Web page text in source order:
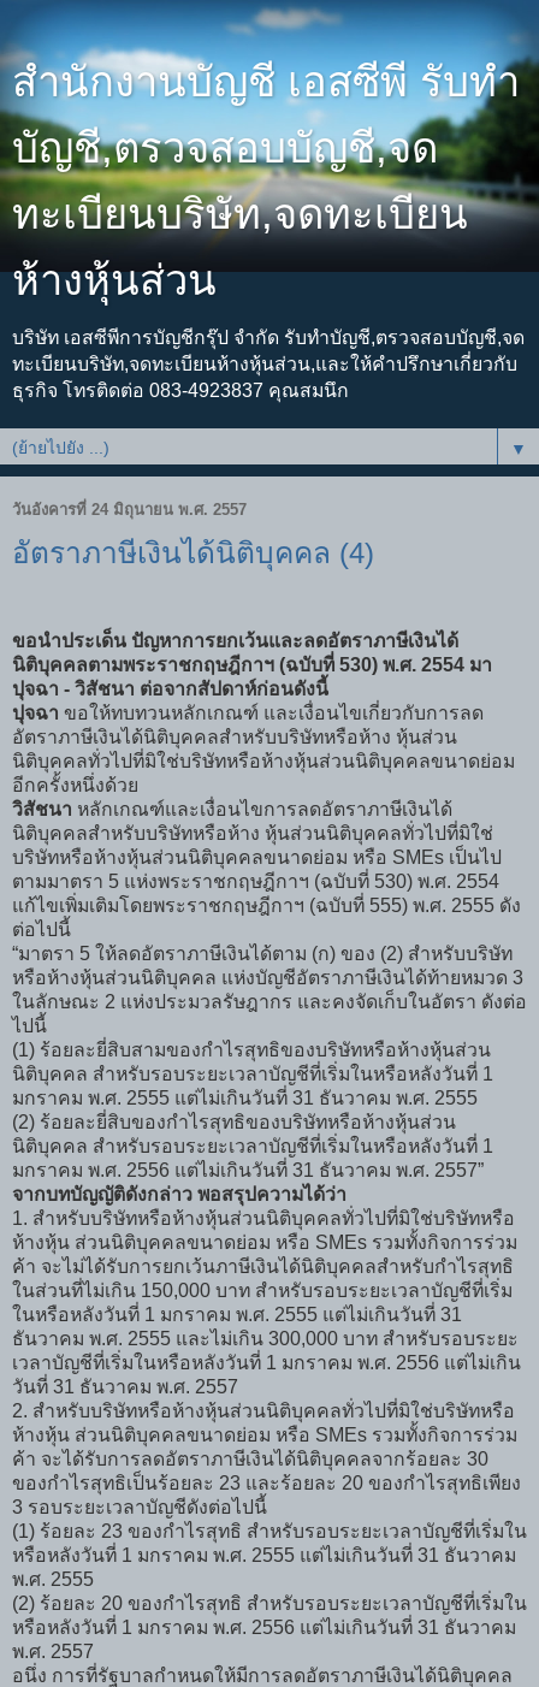
สำนักงานบัญชี เอสซีพี รับทำ
บัญชี,ตรวจสอบบัญชี,จด
ทะเบียนบริษัท,จดทะเบียน
ห้างหุ้นส่วน
บริษัท เอสซีพีการบัญชีกรุ๊ป จำกัด รับทำบัญชี,ตรวจสอบบัญชี,จด
ทะเบียนบริษัท,จดทะเบียนห้างหุ้นส่วน,และให้คำปรึกษาเกี่ยวกับ
ธุรกิจ โทรติดต่อ 083-4923837 คุณสมนึก
▼
วันอังคารที่ 24 มิถุนายน พ.ศ. 2557
อัตราภาษีเงินได้นิติบุคคล (4)
ขอนำประเด็น ปัญหาการยกเว้นและลดอัตราภาษีเงินได้
นิติบุคคลตามพระราชกฤษฎีกาฯ (ฉบับที่ 530) พ.ศ. 2554 มา
ปุจฉา - วิสัชนา ต่อจากสัปดาห์ก่อนดังนี้
ปุจฉา ขอให้ทบทวนหลักเกณฑ์ และเงื่อนไขเกี่ยวกับการลด
อัตราภาษีเงินได้นิติบุคคลสำหรับบริษัทหรือห้าง หุ้นส่วน
นิติบุคคลทั่วไปที่มิใช่บริษัทหรือห้างหุ้นส่วนนิติบุคคลขนาดย่อม
อีกครั้งหนึ่งด้วย
วิสัชนา หลักเกณฑ์และเงื่อนไขการลดอัตราภาษีเงินได้
นิติบุคคลสำหรับบริษัทหรือห้าง หุ้นส่วนนิติบุคคลทั่วไปที่มิใช่
บริษัทหรือห้างหุ้นส่วนนิติบุคคลขนาดย่อม หรือ SMEs เป็นไป
ตามมาตรา 5 แห่งพระราชกฤษฎีกาฯ (ฉบับที่ 530) พ.ศ. 2554
แก้ไขเพิ่มเติมโดยพระราชกฤษฎีกาฯ (ฉบับที่ 555) พ.ศ. 2555 ดัง
ต่อไปนี้
“มาตรา 5 ให้ลดอัตราภาษีเงินได้ตาม (ก) ของ (2) สำหรับบริษัท
หรือห้างหุ้นส่วนนิติบุคคล แห่งบัญชีอัตราภาษีเงินได้ท้ายหมวด 3
ในลักษณะ 2 แห่งประมวลรัษฎากร และคงจัดเก็บในอัตรา ดังต่อ
ไปนี้
(1) ร้อยละยี่สิบสามของกำไรสุทธิของบริษัทหรือห้างหุ้นส่วน
นิติบุคคล สำหรับรอบระยะเวลาบัญชีที่เริ่มในหรือหลังวันที่ 1
มกราคม พ.ศ. 2555 แต่ไม่เกินวันที่ 31 ธันวาคม พ.ศ. 2555
(2) ร้อยละยี่สิบของกำไรสุทธิของบริษัทหรือห้างหุ้นส่วน
นิติบุคคล สำหรับรอบระยะเวลาบัญชีที่เริ่มในหรือหลังวันที่ 1
มกราคม พ.ศ. 2556 แต่ไม่เกินวันที่ 31 ธันวาคม พ.ศ. 2557”
จากบทบัญญัติดังกล่าว พอสรุปความได้ว่า
1. สำหรับบริษัทหรือห้างหุ้นส่วนนิติบุคคลทั่วไปที่มิใช่บริษัทหรือ
ห้างหุ้น ส่วนนิติบุคคลขนาดย่อม หรือ SMEs รวมทั้งกิจการร่วม
ค้า จะไม่ได้รับการยกเว้นภาษีเงินได้นิติบุคคลสำหรับกำไรสุทธิ
ในส่วนที่ไม่เกิน 150,000 บาท สำหรับรอบระยะเวลาบัญชีที่เริ่ม
ในหรือหลังวันที่ 1 มกราคม พ.ศ. 2555 แต่ไม่เกินวันที่ 31
ธันวาคม พ.ศ. 2555 และไม่เกิน 300,000 บาท สำหรับรอบระยะ
เวลาบัญชีที่เริ่มในหรือหลังวันที่ 1 มกราคม พ.ศ. 2556 แต่ไม่เกิน
วันที่ 31 ธันวาคม พ.ศ. 2557
2. สำหรับบริษัทหรือห้างหุ้นส่วนนิติบุคคลทั่วไปที่มิใช่บริษัทหรือ
ห้างหุ้น ส่วนนิติบุคคลขนาดย่อม หรือ SMEs รวมทั้งกิจการร่วม
ค้า จะได้รับการลดอัตราภาษีเงินได้นิติบุคคลจากร้อยละ 30
ของกำไรสุทธิเป็นร้อยละ 23 และร้อยละ 20 ของกำไรสุทธิเพียง
3 รอบระยะเวลาบัญชีดังต่อไปนี้
(1) ร้อยละ 23 ของกำไรสุทธิ สำหรับรอบระยะเวลาบัญชีที่เริ่มใน
หรือหลังวันที่ 1 มกราคม พ.ศ. 2555 แต่ไม่เกินวันที่ 31 ธันวาคม
พ.ศ. 2555
(2) ร้อยละ 20 ของกำไรสุทธิ สำหรับรอบระยะเวลาบัญชีที่เริ่มใน
หรือหลังวันที่ 1 มกราคม พ.ศ. 2556 แต่ไม่เกินวันที่ 31 ธันวาคม
พ.ศ. 2557
อนึ่ง การที่รัฐบาลกำหนดให้มีการลดอัตราภาษีเงินได้นิติบุคคล